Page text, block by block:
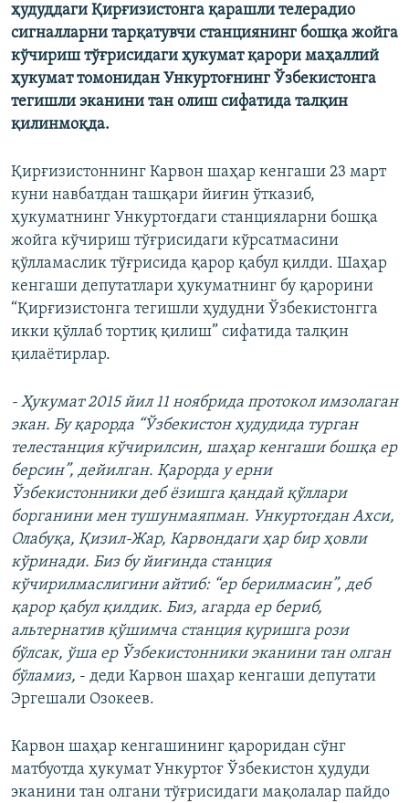
ҳудуддаги Қирғизистонга қарашли телерадио
сигналларни тарқатувчи станциянинг бошқа жойга
кўчириш тўғрисидаги ҳукумат қарори маҳаллий
ҳукумат томонидан Ункуртоғнинг Ўзбекистонга
тегишли эканини тан олиш сифатида талқин
қилинмоқда.
Қирғизистоннинг Карвон шаҳар кенгаши 23 март
куни навбатдан ташқари йиғин ўтказиб,
ҳукуматнинг Ункуртоғдаги станцияларни бошқа
жойга кўчириш тўғрисидаги кўрсатмасини
қўлламаслик тўғрисида қарор қабул қилди. Шаҳар
кенгаши депутатлари ҳукуматнинг бу қарорини
“Қирғизистонга тегишли ҳудудни Ўзбекистонгга
икки қўллаб тортиқ қилиш” сифатида талқин
қилаётирлар.
- Ҳукумат 2015 йил 11 ноябрида протокол имзолаган
экан. Бу қарорда “Ўзбекистон ҳудудида турган
телестанция кўчирилсин, шаҳар кенгаши бошқа ер
берсин”, дейилган. Қарорда у ерни
Ўзбекистонники деб ёзишга қандай қўллари
борганини мен тушунмаяпман. Ункуртоғдан Ахси,
Олабуқа, Қизил-Жар, Карвондаги ҳар бир ҳовли
кўринади. Биз бу йиғинда станция
кўчирилмаслигини айтиб: “ер берилмасин”, деб
қарор қабул қилдик. Биз, агарда ер бериб,
альтернатив қўшимча станция қуришга рози
бўлсак, ўша ер Ўзбекистонники эканини тан олган
бўламиз, - деди Карвон шаҳар кенгаши депутати
Эргешали Озокеев.
Карвон шаҳар кенгашининг қароридан сўнг
матбуотда ҳукумат Ункуртоғ Ўзбекистон ҳудуди
эканини тан олгани тўғрисидаги мақолалар пайдо